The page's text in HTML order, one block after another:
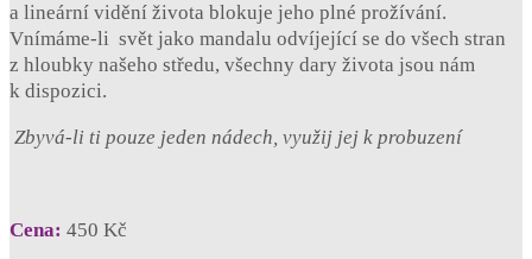
a lineární vidění života blokuje jeho plné prožívání.
Vnímáme-li svět jako mandalu odvíjející se do všech stran
z hloubky našeho středu, všechny dary života jsou nám
k dispozici.
Zbyvá-li ti pouze jeden nádech, využij jej k probuzení
Cena: 450 Kč